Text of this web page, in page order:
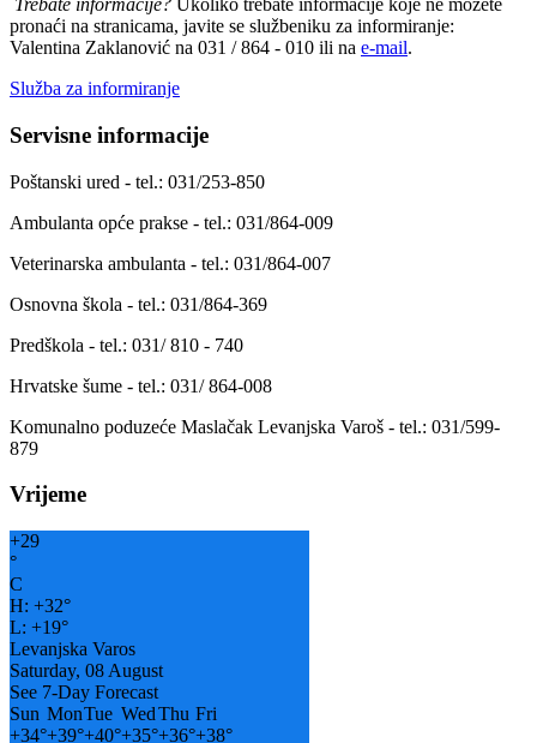
Trebate informacije? Ukoliko trebate informacije koje ne možete
pronaći na stranicama, javite se službeniku za informiranje:
Valentina Zaklanović na 031 / 864 - 010 ili na e-mail.
Služba za informiranje
Servisne informacije
Poštanski ured - tel.: 031/253-850
Ambulanta opće prakse - tel.: 031/864-009
Veterinarska ambulanta - tel.: 031/864-007
Osnovna škola - tel.: 031/864-369
Predškola - tel.: 031/ 810 - 740
Hrvatske šume - tel.: 031/ 864-008
Komunalno poduzeće Maslačak Levanjska Varoš - tel.: 031/599-
879
Vrijeme
+29
°
C
H: +32°
L: +19°
Levanjska Varos
Saturday, 08 August
See 7-Day Forecast
Sun MonTue WedThu Fri
+34°+39°+40°+35°+36°+38°